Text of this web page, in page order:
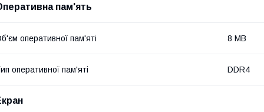
пам'ять
оперативної пам'яті 8 MB
оперативної пам'яті DDR4